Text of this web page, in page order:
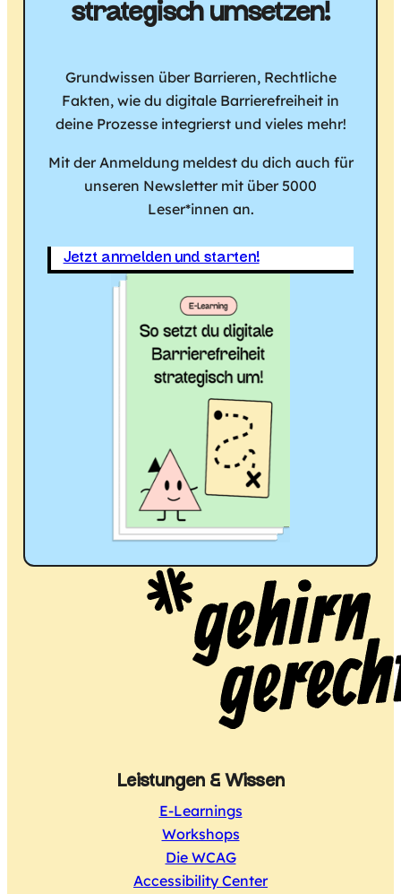
strategisch umsetzen!
Grundwissen über Barrieren, Rechtliche
Fakten, wie du digitale Barrierefreiheit in
deine Prozesse integrierst und vieles mehr!
Mit der Anmeldung meldest du dich auch für
unseren Newsletter mit über 5000
Leser*innen an.
Jetzt anmelden und starten!
Leistungen & Wissen
E-Learnings
Workshops
Die WCAG
Accessibility Center